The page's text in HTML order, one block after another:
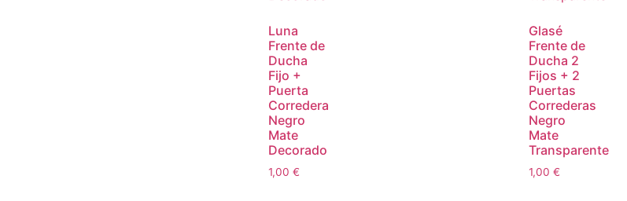
Luna
Frente de
Ducha
Fijo +
Puerta
Corredera
Negro
Mate
Decorado
1,00 €
Glasé
Frente de
Ducha 2
Fijos + 2
Puertas
Correderas
Negro
Mate
Transparente
1,00 €